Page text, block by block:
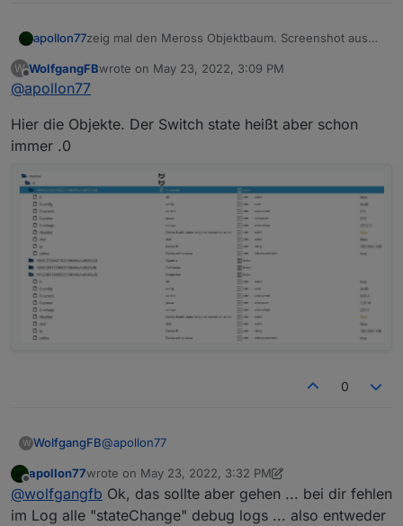
apollon77zeig mal den Meross Objektbaum. Screenshot ausm
W
Offline
WolfgangFBwrote on May 23, 2022, 3:09 PM
last edited by
@apollon77
Hier die Objekte. Der Switch state heißt aber schon
immer .0
0
W WolfgangFB@apollon77
Hier die Objekte. Der Switch state heißt aber
schon immer .0
Offline
apollon77wrote on May 23, 2022, 3:32 PM
last edited by apollon77 May 23, 2022, 5:35 PM
@wolfgangfb Ok, das sollte aber gehen ... bei dir fehlen
im Log alle "stateChange" debug logs ... also entweder